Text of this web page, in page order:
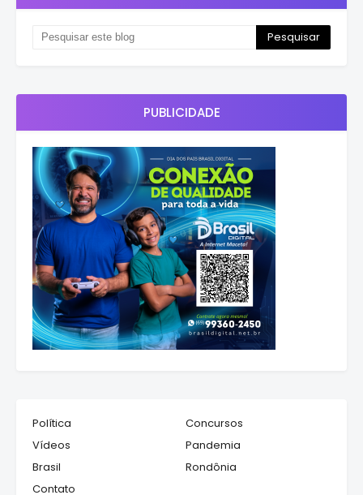
PUBLICIDADE
Política
Concursos
Vídeos
Pandemia
Brasil
Rondônia
Contato